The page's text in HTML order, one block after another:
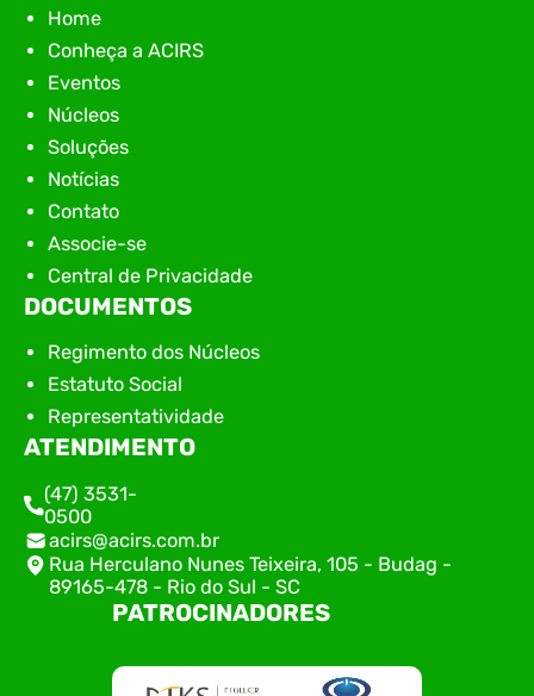
Home
Conheça a ACIRS
Eventos
Núcleos
Soluções
Notícias
Contato
Associe-se
Central de Privacidade
DOCUMENTOS
Regimento dos Núcleos
Estatuto Social
Representatividade
ATENDIMENTO
(47) 3531-
0500
acirs@acirs.com.br
Rua Herculano Nunes Teixeira, 105 - Budag -
89165-478 - Rio do Sul - SC
PATROCINADORES